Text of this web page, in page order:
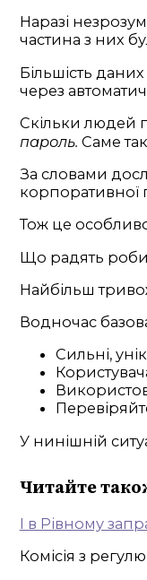
Наразі
частина з них
Більшість
через
Скільки людей
пароль. Саме
За словами
корпоративної
Тож це особливо
Що радять
Найбільш
Водночас
Сильні,
У нинішній
Читайте
І в Рівному
Комісія з